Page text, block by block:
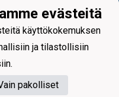
evästeitä
käyttökokemuksen
ja tilastollisiin
pakolliset